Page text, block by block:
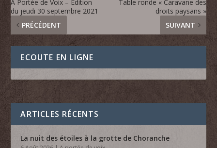
A Portée de Voix – Edition
du jeudi 30 septembre 2021
PRÉCÉDENT
Table ronde « Caravane des
droits paysans »
SUIVANT
ECOUTE EN LIGNE
ARTICLES RÉCENTS
La nuit des étoiles à la grotte de Choranche